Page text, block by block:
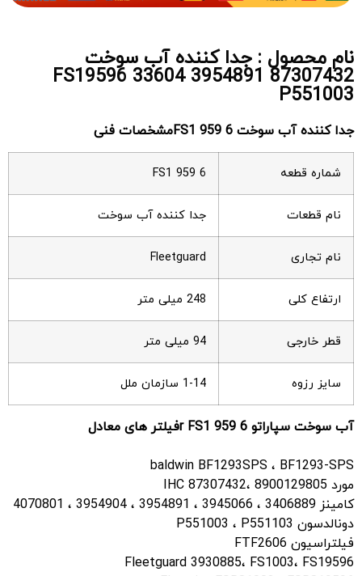
نام محصول : جدا کننده آب سوخت
FS19596 33604 3954891 87307432
P551003
جدا کننده آب سوخت 959 6مشخصات فنی
شماره قطعه FS1 959 6
نام قطعات جدا کننده آب سوخت
نام تجاری Fleetguard
ارتفاع کلی 248 میلی متر
قطر خارجی 94 میلی متر
سایز رزوه 1-14 سازمان ملل
آب سوخت سپاراتو r FS1 959 6فیلتر های معادل
baldwin BF1293SPS ، BF1293-SPS
مورد IHC 87307432، 8900129805
کامینز 3406889 ، 3945066 ، 3954891 ، 3954904 ، 4070801
دونالدسون P551003 ، P551103
فیلتراسیون FTF2606
Fleetguard 3930885، FS1003، FS19596